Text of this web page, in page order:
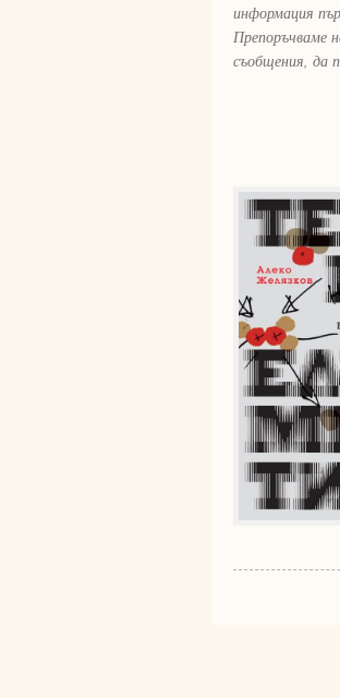
информация
Препоръчваме
съобщения, да